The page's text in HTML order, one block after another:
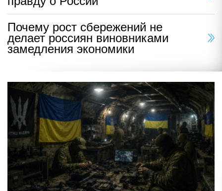
Почему рост сбережений не
делает россиян виновниками
замедления экономики